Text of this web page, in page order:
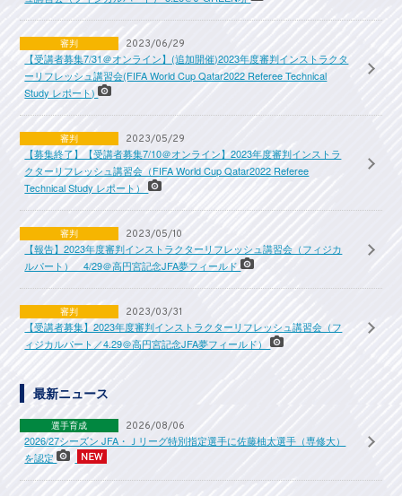
審判 2023/06/29
【受講者募集7/31＠オンライン】(追加開催)2023年度審判インストラクタ
ーリフレッシュ講習会(FIFA World Cup Qatar2022 Referee Technical
Study レポート)
審判 2023/05/29
【募集終了】【受講者募集7/10＠オンライン】2023年度審判インストラ
クターリフレッシュ講習会（FIFA World Cup Qatar2022 Referee
Technical Study レポート）
審判 2023/05/10
【報告】2023年度審判インストラクターリフレッシュ講習会（フィジカ
ルパート） 4/29＠高円宮記念JFA夢フィールド
審判 2023/03/31
【受講者募集】2023年度審判インストラクターリフレッシュ講習会（フ
ィジカルパート／4.29＠高円宮記念JFA夢フィールド）
最新ニュース
選手育成 2026/08/06
2026/27シーズン JFA・Ｊリーグ特別指定選手に佐藤柚太選手（専修大）
を認定